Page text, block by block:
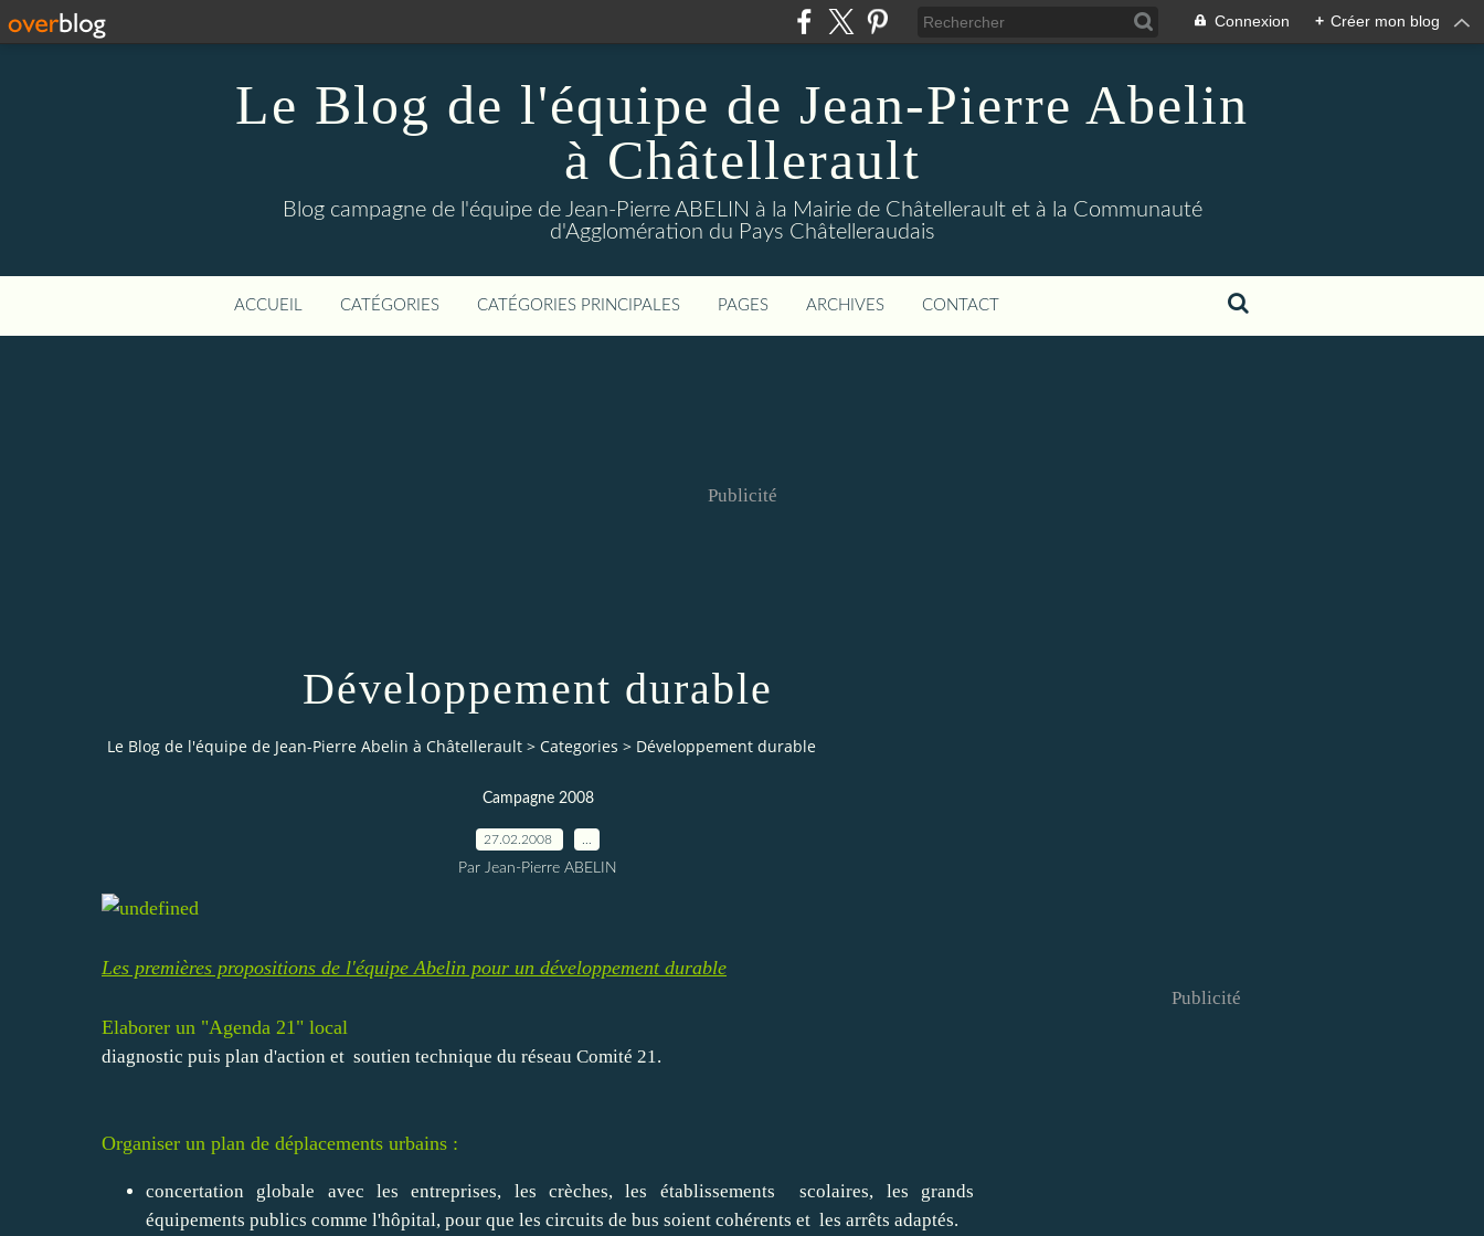
Connexion + Créer mon blog
Le Blog de l'équipe de Jean-Pierre Abelin
à Châtellerault
Blog campagne de l'équipe de Jean-Pierre ABELIN à la Mairie de Châtellerault et à la Communauté
d'Agglomération du Pays Châtelleraudais
ACCUEIL CATÉGORIES CATÉGORIES PRINCIPALES PAGES ARCHIVES CONTACT
Publicité
Développement durable
Le Blog de l'équipe de Jean-Pierre Abelin à Châtellerault > Categories > Développement durable
Campagne 2008
27.02.2008
Par Jean-Pierre ABELIN
Les premières propositions de l'équipe Abelin pour un développement durable
Elaborer un "Agenda 21" local
diagnostic puis plan d'action et soutien technique du réseau Comité 21 .
Organiser un plan de déplacements urbains :
concertation globale avec les entreprises, les crèches, les établissements scolaires, les grands
équipements publics comme l'hôpital, pour que les circuits de bus soient cohérents et les arrêts adaptés.
Publicité